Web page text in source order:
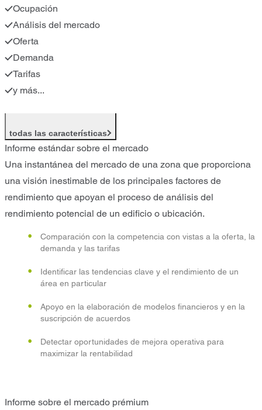
Ocupación
Análisis del mercado
Oferta
Demanda
Tarifas
y más...
todas las características
Informe estándar sobre el mercado
Una instantánea del mercado de una zona que proporciona
una visión inestimable de los principales factores de
rendimiento que apoyan el proceso de análisis del
rendimiento potencial de un edificio o ubicación.
Comparación con la competencia con vistas a la oferta, la
demanda y las tarifas
Identificar las tendencias clave y el rendimiento de un
área en particular
Apoyo en la elaboración de modelos financieros y en la
suscripción de acuerdos
Detectar oportunidades de mejora operativa para
maximizar la rentabilidad
Informe sobre el mercado prémium